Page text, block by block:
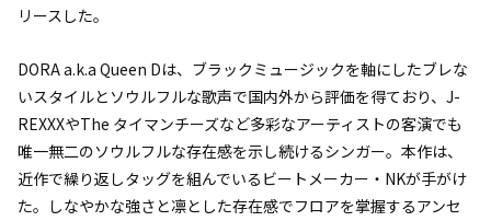
リースした。
DORA a.k.a Queen Dは、ブラックミュージックを軸にしたブレな
いスタイルとソウルフルな歌声で国内外から評価を得ており、J-
REXXXやThe タイマンチーズなど多彩なアーティストの客演でも
唯一無二のソウルフルな存在感を示し続けるシンガー。本作は、
近作で繰り返しタッグを組んでいるビートメーカー・NKが手がけ
た。しなやかな強さと凛とした存在感でフロアを掌握するアンセ